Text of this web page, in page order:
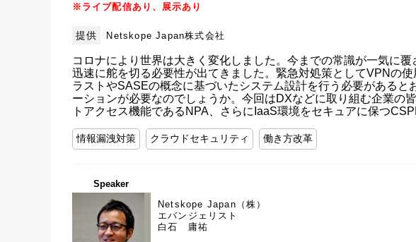
※ライブ配信あり、展示あり
提供 Netskope Japan株式会社
コロナにより世界は大きく変化しました。今までの常識が一気に
迅速に舵を切る必要性が出てきました。緊急対処策としてVPNの
ラストやSASEの概念に基づいたシステム設計を行う必要がある
ーションが必要なのでしょうか。今回はDXなどに取り組む企業
トアクセス機能であるNPA、さらにIaaS環境をセキュアに保つ
情報漏洩対策 クラウドセキュリティ 働き方改革
Speaker
Netskope Japan（株）
エバンジェリスト
白石 庸祐